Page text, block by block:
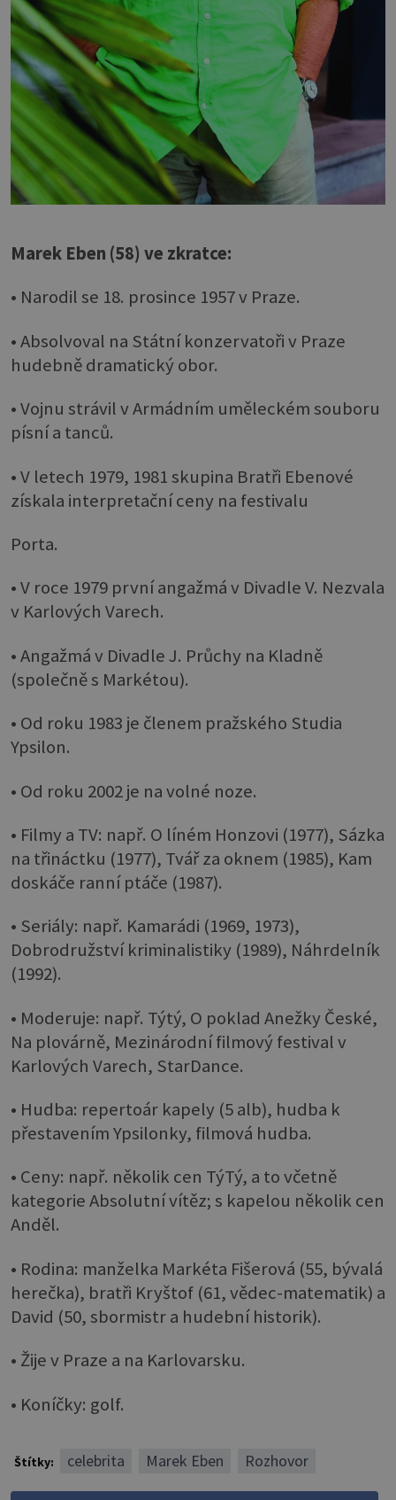
Marek Eben (58) ve zkratce:
• Narodil se 18. prosince 1957 v Praze.
• Absolvoval na Státní konzervatoři v Praze
hudebně dramatický obor.
• Vojnu strávil v Armádním uměleckém souboru
písní a tanců.
• V letech 1979, 1981 skupina Bratři Ebenové
získala interpretační ceny na festivalu
Porta.
• V roce 1979 první angažmá v Divadle V. Nezvala
v Karlových Varech.
• Angažmá v Divadle J. Průchy na Kladně
(společně s Markétou).
• Od roku 1983 je členem pražského Studia
Ypsilon.
• Od roku 2002 je na volné noze.
• Filmy a TV: např. O líném Honzovi (1977), Sázka
na třináctku (1977), Tvář za oknem (1985), Kam
doskáče ranní ptáče (1987).
• Seriály: např. Kamarádi (1969, 1973),
Dobrodružství kriminalistiky (1989), Náhrdelník
(1992).
• Moderuje: např. Týtý, O poklad Anežky České,
Na plovárně, Mezinárodní filmový festival v
Karlových Varech, StarDance.
• Hudba: repertoár kapely (5 alb), hudba k
přestavením Ypsilonky, filmová hudba.
• Ceny: např. několik cen TýTý, a to včetně
kategorie Absolutní vítěz; s kapelou několik cen
Anděl.
• Rodina: manželka Markéta Fišerová (55, bývalá
herečka), bratři Kryštof (61, vědec-matematik) a
David (50, sbormistr a hudební historik).
• Žije v Praze a na Karlovarsku.
• Koníčky: golf.
Štítky: celebrita Marek Eben Rozhovor